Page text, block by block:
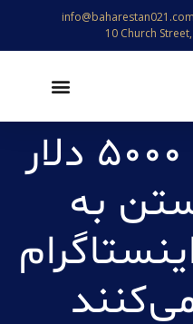
info@baharestan021.com
10 Church
تیک‌تاکی‌ها ۵۰۰۰ دلار
به